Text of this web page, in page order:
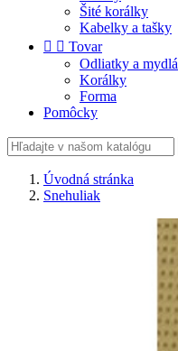
Šité korálky
Kabelky a tašky
  Tovar
Odliatky a mydlá
Korálky
Forma
Pomôcky
Úvodná stránka
Snehuliak